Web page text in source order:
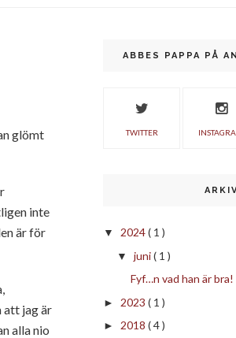
glömt
inte
är för
att jag är
alla nio
ABBES PAPPA PÅ
TWITTER
▼ 2024( 1 )
▼ juni( 1 )
Fyf…n vad han är bra!
► 2023 ( 1 )
► 2018 ( 4 )